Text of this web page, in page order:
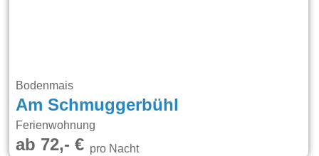
Bodenmais
Am Schmuggerbühl
Ferienwohnung
ab 72,- €pro Nacht